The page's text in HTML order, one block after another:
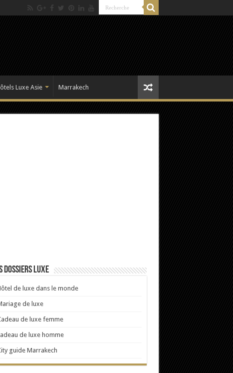
Luxe Asie Marrakech
dossiers luxe
de luxe dans le monde
de luxe
de luxe femme
de luxe homme
guide Marrakech